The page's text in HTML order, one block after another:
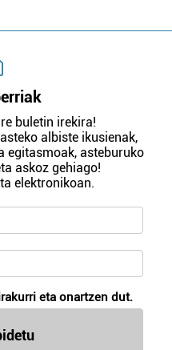
buletin irekira!
albiste ikusienak,
egitasmoak, asteburuko
askoz gehiago!
elektronikoan.
eta onartzen dut.